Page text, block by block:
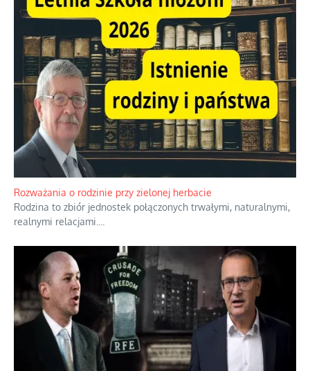
Rozważania o rodzinie przy zielonej herbacie
Rodzina to zbiór jednostek połączonych trwałymi, naturalnymi,
realnymi relacjami.